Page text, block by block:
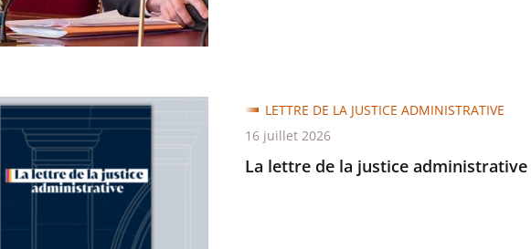
La lettre de la justice administrative
LETTRE DE LA JUSTICE ADMINISTRATIVE
16 juillet 2026